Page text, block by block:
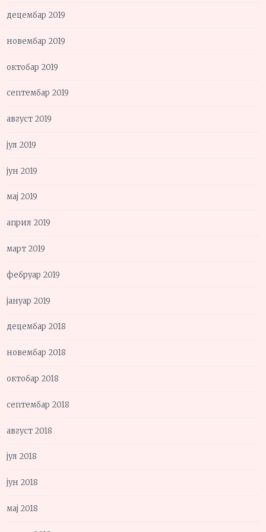
децембар 2019
новембар 2019
октобар 2019
септембар 2019
август 2019
јул 2019
јун 2019
мај 2019
април 2019
март 2019
фебруар 2019
јануар 2019
децембар 2018
новембар 2018
октобар 2018
септембар 2018
август 2018
јул 2018
јун 2018
мај 2018